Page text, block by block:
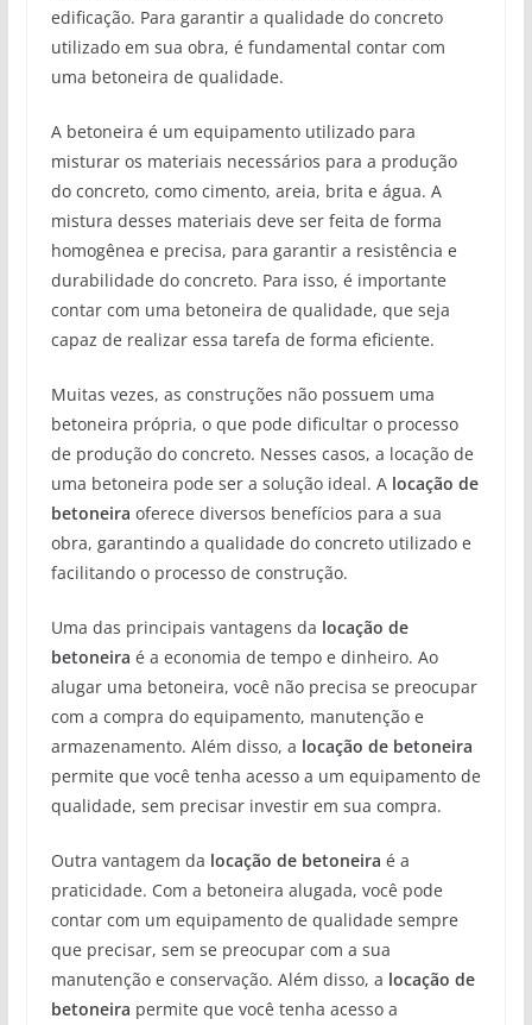
edificação. Para garantir a qualidade do concreto
utilizado em sua obra, é fundamental contar com
uma betoneira de qualidade.
A betoneira é um equipamento utilizado para
misturar os materiais necessários para a produção
do concreto, como cimento, areia, brita e água. A
mistura desses materiais deve ser feita de forma
homogênea e precisa, para garantir a resistência e
durabilidade do concreto. Para isso, é importante
contar com uma betoneira de qualidade, que seja
capaz de realizar essa tarefa de forma eficiente.
Muitas vezes, as construções não possuem uma
betoneira própria, o que pode dificultar o processo
de produção do concreto. Nesses casos, a locação de
uma betoneira pode ser a solução ideal. A locação de
betoneira oferece diversos benefícios para a sua
obra, garantindo a qualidade do concreto utilizado e
facilitando o processo de construção.
Uma das principais vantagens da locação de
betoneira é a economia de tempo e dinheiro. Ao
alugar uma betoneira, você não precisa se preocupar
com a compra do equipamento, manutenção e
armazenamento. Além disso, a locação de betoneira
permite que você tenha acesso a um equipamento de
qualidade, sem precisar investir em sua compra.
Outra vantagem da locação de betoneira é a
praticidade. Com a betoneira alugada, você pode
contar com um equipamento de qualidade sempre
que precisar, sem se preocupar com a sua
manutenção e conservação. Além disso, a locação de
betoneira permite que você tenha acesso a